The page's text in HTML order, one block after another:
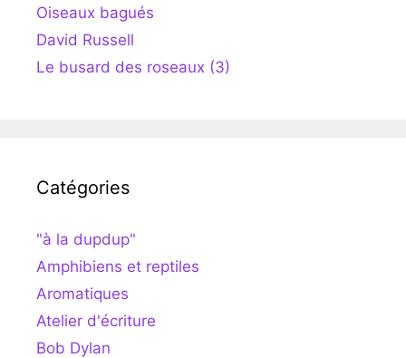
Oiseaux bagués
David Russell
Le busard des roseaux (3)
Catégories
"à la dupdup"
Amphibiens et reptiles
Aromatiques
Atelier d'écriture
Bob Dylan